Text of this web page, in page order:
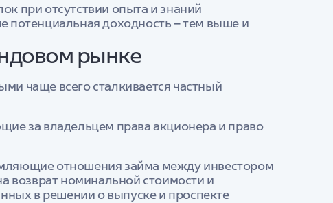
при отсутствии опыта и знаний
доходность – тем выше и
рынке
чаще всего сталкивается частный
за владельцем права акционера и право
отношения займа между инвестором
возврат номинальной стоимости и
в решении о выпуске и проспекте